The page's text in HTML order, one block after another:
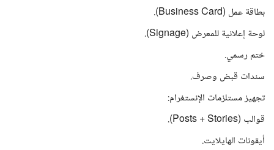
بطاقة عمل (Business Card).
لوحة إعلانية للمعرض (Signage).
ختم رسمي.
سندات قبض وصرف.
تجهيز مستلزمات الإنستغرام:
قوالب (Posts + Stories).
أيقونات الهايلايت.